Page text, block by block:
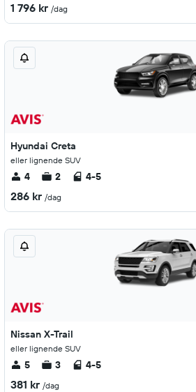
1 796 kr /dag
Hyundai Creta
eller lignende SUV
4 2 4-5
286 kr /dag
Nissan X-Trail
eller lignende SUV
5 3 4-5
381 kr /dag